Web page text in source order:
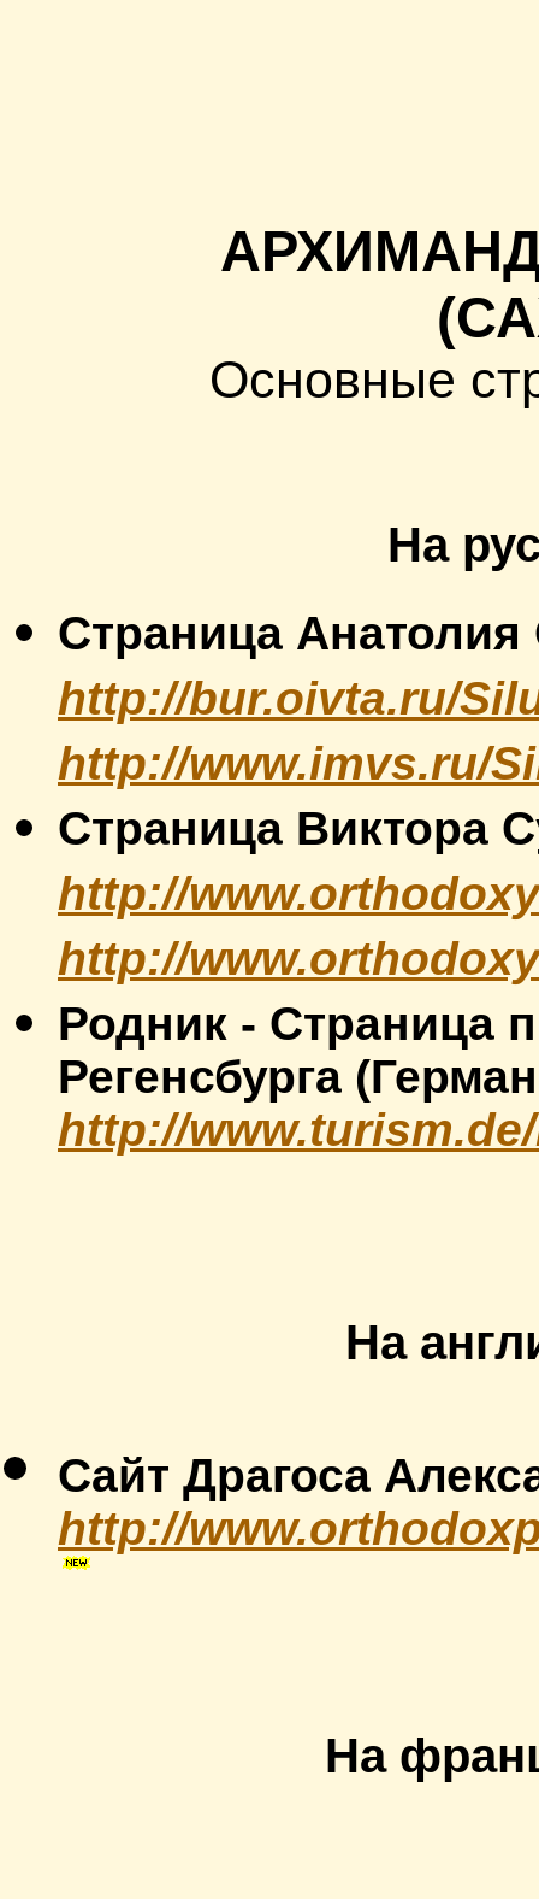
Основные
На
Страница Анатолия
http://bur.oivta.ru/
http://www.imvs.ru/
Страница Виктора
http://
http://
Родник - Страница
Регенсбурга
http://
На
Сайт Драгоса
http://
На